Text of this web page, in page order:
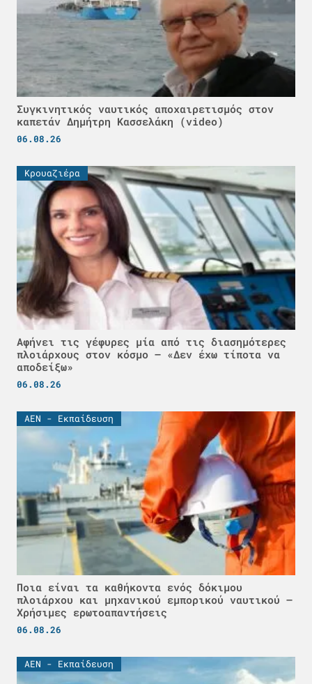
Συγκινητικός ναυτικός αποχαιρετισμός στον
καπετάν Δημήτρη Κασσελάκη (video)
06.08.26
Κρουαζιέρα
Αφήνει τις γέφυρες μία από τις διασημότερες
πλοιάρχους στον κόσμο – «Δεν έχω τίποτα να
αποδείξω»
06.08.26
ΑΕΝ - Εκπαίδευση
Ποια είναι τα καθήκοντα ενός δόκιμου
πλοιάρχου και μηχανικού εμπορικού ναυτικού –
Χρήσιμες ερωτοαπαντήσεις
06.08.26
ΑΕΝ - Εκπαίδευση